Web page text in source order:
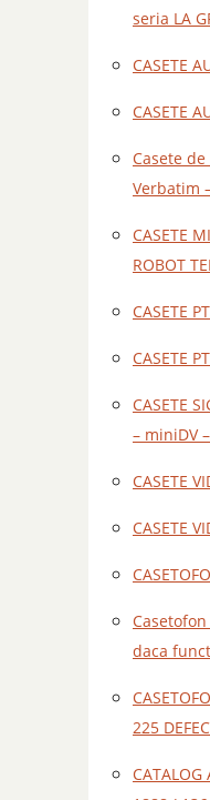
seria LA
CASETE
CASETE
Casete
Verbatim
CASETE
ROBOT
CASETE
CASETE
CASETE
– miniDV
CASETE
CASETE
daca
225
CATALOG